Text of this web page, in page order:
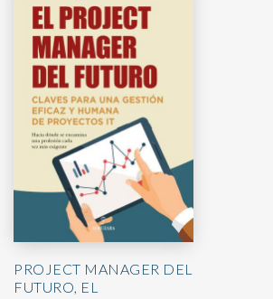
PROJECT MANAGER DEL
FUTURO, EL